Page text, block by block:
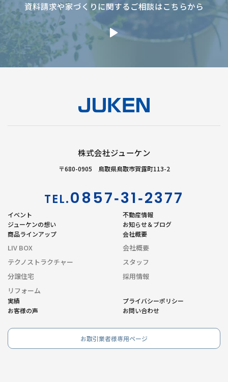
資料請求や家づくりに関するご相談はこちらから
株式会社ジューケン
〒680-0905 鳥取県鳥取市賀露町113-2
TEL.0857‐31‐2377
イベント
不動産情報
ジューケンの想い
お知らせ＆ブログ
商品ラインアップ
LIV BOX
テクノストラクチャー
分譲住宅
リフォーム
会社概要
会社概要
スタッフ
採用情報
実績
プライバシーポリシー
お客様の声
お問い合わせ
お取引業者様専用ページ